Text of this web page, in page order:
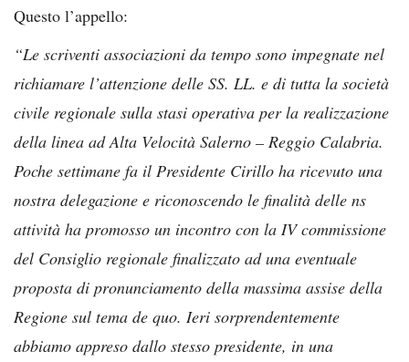
Questo l’appello:
“Le scriventi associazioni da tempo sono impegnate nel
richiamare l’attenzione delle SS. LL. e di tutta la società
civile regionale sulla stasi operativa per la realizzazione
della linea ad Alta Velocità Salerno – Reggio Calabria.
Poche settimane fa il Presidente Cirillo ha ricevuto una
nostra delegazione e riconoscendo le finalità delle ns
attività ha promosso un incontro con la IV commissione
del Consiglio regionale finalizzato ad una eventuale
proposta di pronunciamento della massima assise della
Regione sul tema de quo. Ieri sorprendentemente
abbiamo appreso dallo stesso presidente, in una